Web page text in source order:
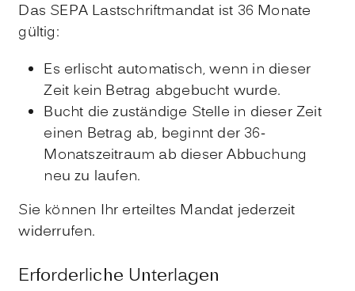
Das SEPA Lastschriftmandat ist 36 Monate
gültig:
Es erlischt automatisch, wenn in dieser
Zeit kein Betrag abgebucht wurde.
Bucht die zuständige Stelle in dieser Zeit
einen Betrag ab, beginnt der 36-
Monatszeitraum ab dieser Abbuchung
neu zu laufen.
Sie können Ihr erteiltes Mandat jederzeit
widerrufen.
Erforderliche Unterlagen